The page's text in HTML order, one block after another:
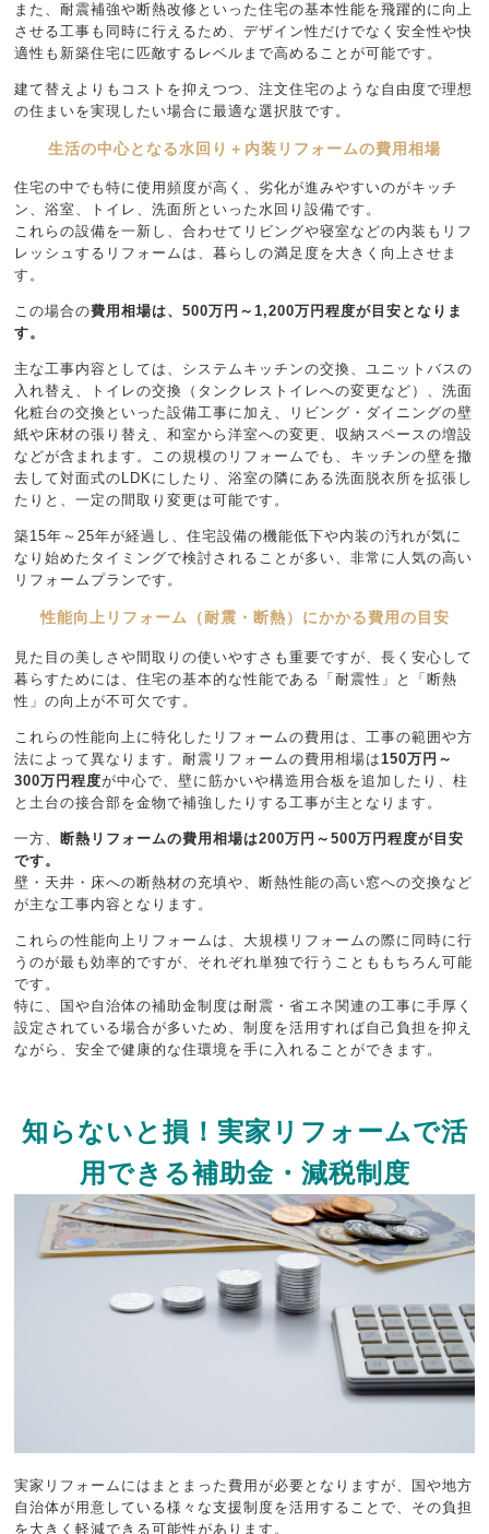
また、耐震補強や断熱改修といった住宅の基本性能を飛躍的に向上
させる工事も同時に行えるため、デザイン性だけでなく安全性や快
適性も新築住宅に匹敵するレベルまで高めることが可能です。
建て替えよりもコストを抑えつつ、注文住宅のような自由度で理想
の住まいを実現したい場合に最適な選択肢です。
生活の中心となる水回り＋内装リフォームの費用相場
住宅の中でも特に使用頻度が高く、劣化が進みやすいのがキッチ
ン、浴室、トイレ、洗面所といった水回り設備です。
これらの設備を一新し、合わせてリビングや寝室などの内装もリフ
レッシュするリフォームは、暮らしの満足度を大きく向上させま
す。
この場合の費用相場は、 500万円～1,200万円程度が目安となりま
す。
主な工事内容としては、システムキッチンの交換、ユニットバスの
入れ替え、トイレの交換（タンクレストイレへの変更など）、洗面
化粧台の交換といった設備工事に加え、リビング・ダイニングの壁
紙や床材の張り替え、和室から洋室への変更、収納スペースの増設
などが含まれます。この規模のリフォームでも、キッチンの壁を撤
去して対面式のLDKにしたり、浴室の隣にある洗面脱衣所を拡張し
たりと、一定の間取り変更は可能です。
築15年～25年が経過し、住宅設備の機能低下や内装の汚れが気に
なり始めたタイミングで検討されることが多い、非常に人気の高い
リフォームプランです。
性能向上リフォーム（耐震・断熱）にかかる費用の目安
見た目の美しさや間取りの使いやすさも重要ですが、長く安心して
暮らすためには、住宅の基本的な性能である「耐震性」と「断熱
性」の向上が不可欠です。
これらの性能向上に特化したリフォームの費用は、工事の範囲や方
法によって異なります。耐震リフォームの費用相場は 150万円～
300万円程度が中心で、壁に筋かいや構造用合板を追加したり、柱
と土台の接合部を金物で補強したりする工事が主となります。
一方、 断熱リフォームの費用相場は200万円～500万円程度が目安
です。
壁・天井・床への断熱材の充填や、断熱性能の高い窓への交換など
が主な工事内容となります。
これらの性能向上リフォームは、大規模リフォームの際に同時に行
うのが最も効率的ですが、それぞれ単独で行うことももちろん可能
です。
特に、国や自治体の補助金制度は耐震・省エネ関連の工事に手厚く
設定されている場合が多いため、制度を活用すれば自己負担を抑え
ながら、安全で健康的な住環境を手に入れることができます。
知らないと損！実家リフォームで活
用できる補助金・減税制度
実家リフォームにはまとまった費用が必要となりますが、国や地方
自治体が用意している様々な支援制度を活用することで、その負担
を大きく軽減できる可能性があります。